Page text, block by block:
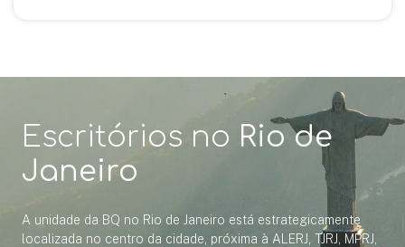
Escritórios no Rio de
Janeiro
A unidade da BQ no Rio de Janeiro está estrategicamente
localizada no centro da cidade, próxima à ALERJ, TJRJ, MPRJ,